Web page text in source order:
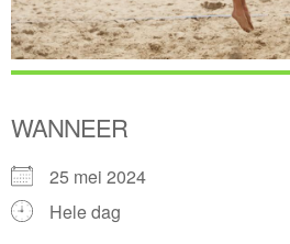
WANNEER
25 mei 2024
Hele dag